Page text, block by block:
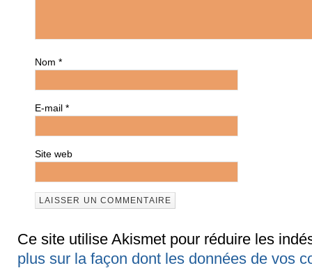
Nom *
E-mail *
Site web
Ce site utilise Akismet pour réduire les
plus sur la façon dont les données de vos